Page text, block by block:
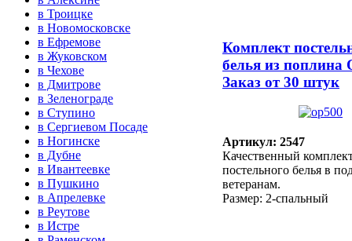
Комплект
белья из поплина
Заказ от 30 штук
Артикул: 2547
Качественный
постельного белья в
ветеранам.
Размер: 2-спальный
в Троицке
в Новомосковске
в Ефремове
в Жуковском
в Чехове
в Дмитрове
в Зеленограде
в Ступино
в Сергиевом Посаде
в Ногинске
в Дубне
в Ивантеевке
в Пушкино
в Апрелевке
в Реутове
в Истре